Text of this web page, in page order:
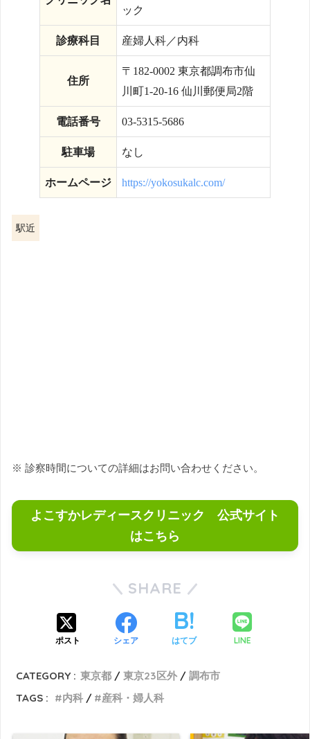
ック
診療科目 産婦人科／内科
住所
〒182-0002 東京都調布市仙
川町1-20-16 仙川郵便局2階
電話番号 03-5315-5686
駐車場 なし
ホームページ https://yokosukalc.com/
駅近
※ 診察時間についての詳細はお問い合わせください。
よこすかレディースクリニック 公式サイト
はこちら
SHARE
ポスト シェア はてブ LINE
CATEGORY : 東京都 東京23区外
調布市
TAGS :
内科 産科・婦人科